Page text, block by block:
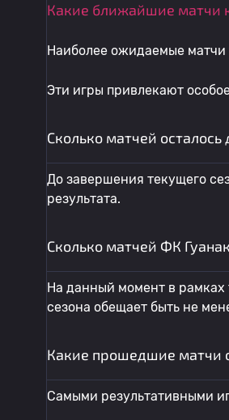
Какие ближайшие матчи
Наиболее ожидаемые
Эти игры привлекают
Сколько матчей
До завершения текущего
результата.
Сколько матчей ФК
На данный момент в рамках
сезона обещает быть не
Какие прошедшие матчи
Самыми результативными